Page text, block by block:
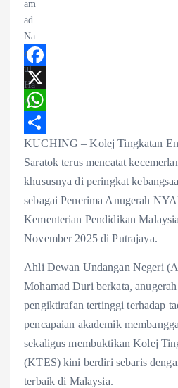
F
a
c
e
b
k
X
W
h
a
A
p
S
h
e
KUCHING – Kolej Tingkatan
Saratok terus mencatat
khususnya di peringkat
sebagai Penerima Anugerah
Kementerian Pendidikan
November 2025 di Putrajaya.
Ahli Dewan Undangan Negeri
Mohamad Duri berkata,
pengiktirafan tertinggi terhadap
pencapaian akademik
sekaligus membuktikan Kolej
(KTES) kini berdiri sebaris
terbaik di Malaysia.